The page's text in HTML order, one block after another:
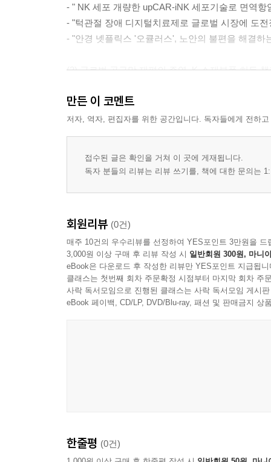
- " NK 세포 개량한 upCAR-iNK 세포기술로 면역
- "턱관절 장애 디지털치료제로 글로벌 시장에 도
- "안경 넷플릭스 '오큘러스', 노안의 불편을 해결
(2) 글로벌 공급망 재편의 주역, K-소재부품 히든
- "상온 균일 폴리머 나노 증착 기술을 통한 차세대
- "포스코 20년 소재개발 경력으로 '고내식' 코팅제
- "버섯 균사체와 농업 부산무로 친환경 포장?완충
(3) AI와 로봇이 바꾸는 비즈니스 인프라의 미래
- "AI 영상,버츄얼 휴먼 기술로 콘텐츠 산업 선도하
- "상하차 자동화 기술로 End-to-End 물류 자동화
- '대기업이 인증한 마케팅 Agentic AI '아비카'.. 중
- "진일보한 미래 항공 모빌리티 기술로 한국을
- " 순찰로봀 매출 지속 성장 중... 글로벌 진출 및
만든 이 코멘트
저자, 역자, 편집자를 위한 공간입니다. 독자들에게 전하
접수된 글은 확인을 거쳐 이 곳에 게재됩니다.
독자 분들의 리뷰는 리뷰 쓰기를, 책에 대한 문의는
회원리뷰 (0건)
매주 10건의 우수리뷰를 선정하여 YES포인트 3만원을 드
3,000원 이상 구매 후 리뷰 작성 시 일반회원 300원, 마니
eBook은 다운로드 후 작성한 리뷰만 YES포인트 지급됩니
클래스는 첫번째 회차 주문확정 시점부터 마지막 회차 주
사락 독서모임으로 진행된 클래스는 사락 독서모임 게시
eBook 페이백, CD/LP, DVD/Blu-ray, 패션 및 판매금지 상
한줄평 (0건)